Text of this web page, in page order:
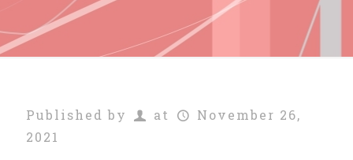
Published by at
November 26,
2021